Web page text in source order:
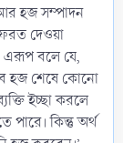
হজ সম্পাদন
দেওয়া
এরূপ বলে যে,
হজ শেষে কোনো
ইচ্ছা করলে
কিন্তু অর্থ